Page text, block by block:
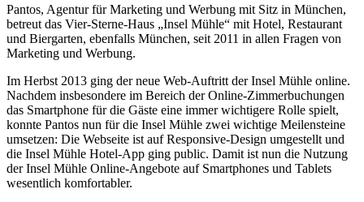
Pantos, Agentur für Marketing und Werbung mit Sitz in München,
betreut das Vier-Sterne-Haus „Insel Mühle“ mit Hotel, Restaurant
und Biergarten, ebenfalls München, seit 2011 in allen Fragen von
Marketing und Werbung.
Im Herbst 2013 ging der neue Web-Auftritt der Insel Mühle online.
Nachdem insbesondere im Bereich der Online-Zimmerbuchungen
das Smartphone für die Gäste eine immer wichtigere Rolle spielt,
konnte Pantos nun für die Insel Mühle zwei wichtige Meilensteine
umsetzen: Die Webseite ist auf Responsive-Design umgestellt und
die Insel Mühle Hotel-App ging public. Damit ist nun die Nutzung
der Insel Mühle Online-Angebote auf Smartphones und Tablets
wesentlich komfortabler.